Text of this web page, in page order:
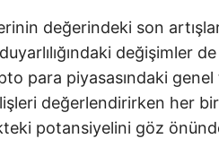
değerindeki son
değişimler
para piyasasındaki
değerlendirirken her
potansiyelini göz